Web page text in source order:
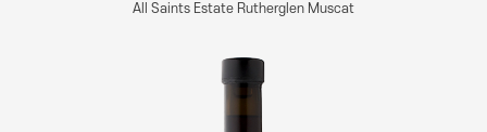
All Saints Estate Rutherglen Muscat